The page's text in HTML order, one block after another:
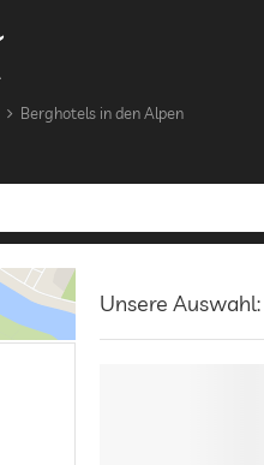
Berghotels in den Alpen
Unsere